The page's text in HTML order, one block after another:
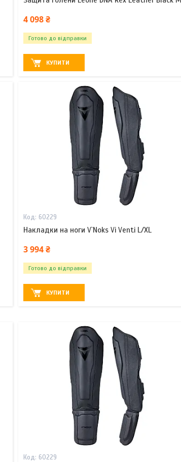
4 098 ₴
Готово до відправки
КУПИТИ
60229
Накладки на ноги V`Noks Vi Venti L/XL
3 994 ₴
Готово до відправки
КУПИТИ
60229